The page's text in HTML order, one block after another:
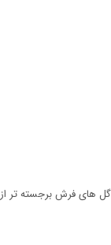
های فرش برجسته تر